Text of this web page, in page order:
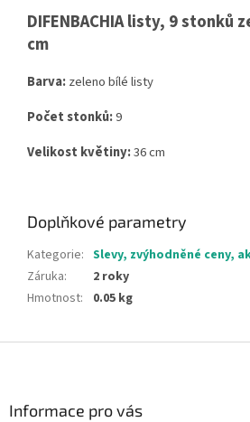
DIFENBACHIA listy, 9 stonků
cm
Barva:zeleno bílé listy
Počet stonků:9
Velikost květiny:36 cm
Doplňkové parametry
Kategorie: Slevy, zvýhodněné ceny,
Záruka:
2 roky
Hmotnost: 0.05 kg
Informace pro vás